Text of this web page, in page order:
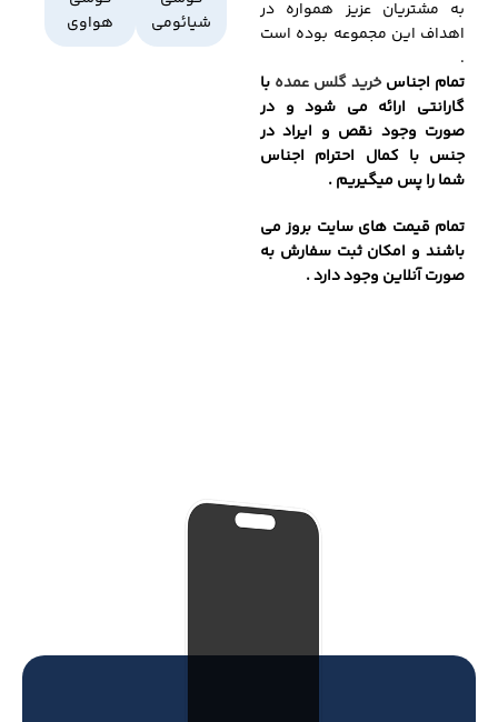
به مشتریان عزیز همواره در
اهداف این مجموعه بوده است
.
تمام اجناسخرید گلس عمده با
گارانتی ارائه می شود و در
صورت وجود نقص و ایراد در
جنس با کمال احترام اجناس
شما را پس میگیریم .
تمام قیمت های سایت بروز می
باشند و امکان ثبت سفارش به
صورت آنلاین وجود دارد .
شیائومی
هواوی